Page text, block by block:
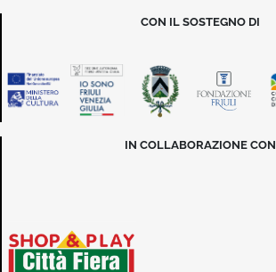
CON IL SOSTEGNO DI
IN COLLABORAZIONE CON